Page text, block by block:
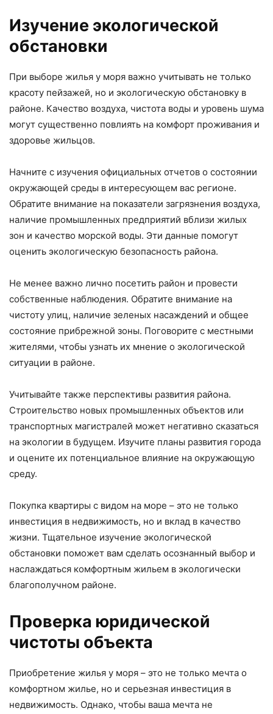
Изучение экологической
обстановки
При выборе жилья у моря важно учитывать не только
красоту пейзажей, но и экологическую обстановку в
районе. Качество воздуха, чистота воды и уровень шума
могут существенно повлиять на комфорт проживания и
здоровье жильцов.
Начните с изучения официальных отчетов о состоянии
окружающей среды в интересующем вас регионе.
Обратите внимание на показатели загрязнения воздуха,
наличие промышленных предприятий вблизи жилых
зон и качество морской воды. Эти данные помогут
оценить экологическую безопасность района.
Не менее важно лично посетить район и провести
собственные наблюдения. Обратите внимание на
чистоту улиц, наличие зеленых насаждений и общее
состояние прибрежной зоны. Поговорите с местными
жителями, чтобы узнать их мнение о экологической
ситуации в районе.
Учитывайте также перспективы развития района.
Строительство новых промышленных объектов или
транспортных магистралей может негативно сказаться
на экологии в будущем. Изучите планы развития города
и оцените их потенциальное влияние на окружающую
среду.
Покупка квартиры с видом на море – это не только
инвестиция в недвижимость, но и вклад в качество
жизни. Тщательное изучение экологической
обстановки поможет вам сделать осознанный выбор и
наслаждаться комфортным жильем в экологически
благополучном районе.
Проверка юридической
чистоты объекта
Приобретение жилья у моря – это не только мечта о
комфортном жилье, но и серьезная инвестиция в
недвижимость. Однако, чтобы ваша мечта не